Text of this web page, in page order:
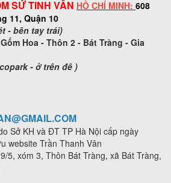
SỨ TINH VÂN HỒ CHÍ MINH: 608
11, Quận 10
- bên tay trái)
Hoa - Thôn 2 - Bát Tràng - Gia
- ở trên đê )
Sở KH và ĐT TP Hà Nội cấp ngày
website Trần Thanh Vân
5, xóm 3, Thôn Bát Tràng, xã Bát Tràng,